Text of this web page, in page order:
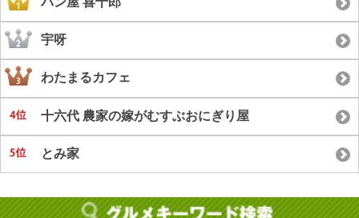
宇呀
わたまるカフェ
十六代 農家の嫁がむすぶおにぎり屋
とみ家